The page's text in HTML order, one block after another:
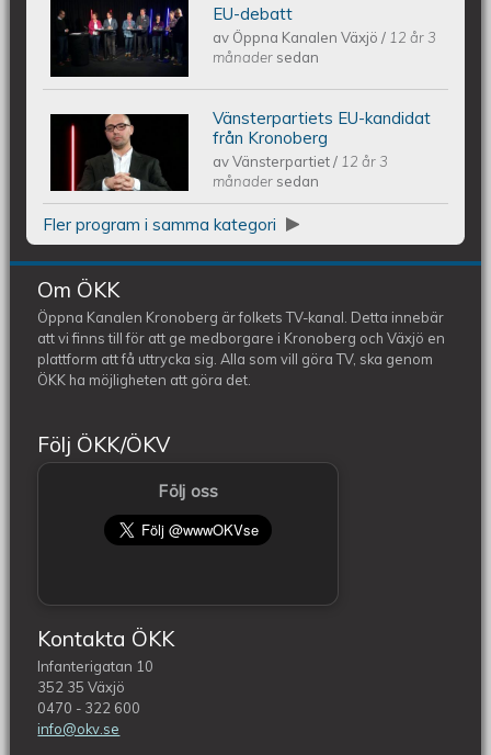
ÖKV Play - EU-debatt
EU-debatt
av Öppna Kanalen Växjö/ 12 år 3
månader sedan
ÖKV Play - Vänsterpartiets EU-
kandidat från Kronoberg
Vänsterpartiets EU-kandidat
från Kronoberg
avVänsterpartiet/ 12 år 3
månader sedan
Fler program i samma kategori
Om ÖKK
Öppna Kanalen Kronoberg är folkets TV-kanal. Detta innebär
att vi finns till för att ge medborgare i Kronoberg och Växjö en
plattform att få uttrycka sig. Alla som vill göra TV, ska genom
ÖKK ha möjligheten att göra det.
Följ ÖKK/ÖKV
Följ oss
Kontakta ÖKK
Infanterigatan 10
352 35 Växjö
0470 - 322 600
info@okv.se